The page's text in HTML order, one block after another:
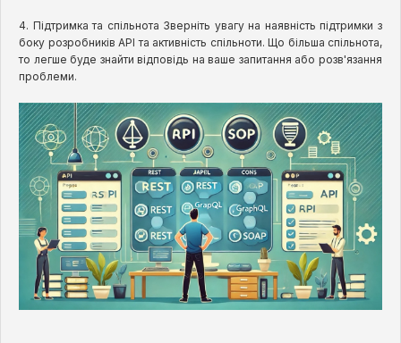
4. Підтримка та спільнота Зверніть увагу на наявність підтримки з
боку розробників API та активність спільноти. Що більша спільнота,
то легше буде знайти відповідь на ваше запитання або розв'язання
проблеми.